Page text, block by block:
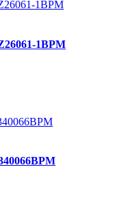
1BPM